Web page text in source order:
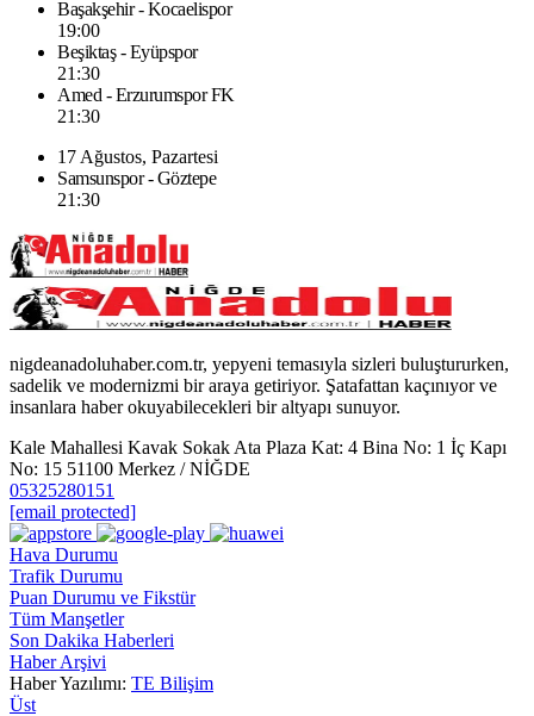
Başakşehir - Kocaelispor
19:00
Beşiktaş - Eyüpspor
21:30
Amed - Erzurumspor FK
21:30
17 Ağustos, Pazartesi
Samsunspor - Göztepe
21:30
nigdeanadoluhaber.com.tr, yepyeni temasıyla sizleri buluştururken,
sadelik ve modernizmi bir araya getiriyor. Şatafattan kaçınıyor ve
insanlara haber okuyabilecekleri bir altyapı sunuyor.
Kale Mahallesi Kavak Sokak Ata Plaza Kat: 4 Bina No: 1 İç Kapı
No: 15 51100 Merkez / NİĞDE
05325280151
[email protected]
Hava Durumu
Trafik Durumu
Puan Durumu ve Fikstür
Tüm Manşetler
Son Dakika Haberleri
Haber Arşivi
Haber Yazılımı: TE Bilişim
Üst